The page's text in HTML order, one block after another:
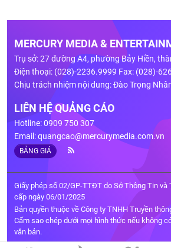
MERCURY MEDIA &
Trụ sở: 27 đường A4, phường Bảy Hiền,
Điện thoại: (028)-2236.9999 Fax: (028)-
Chịu trách nhiệm nội dung: Đào Trọng
LIÊN HỆ QUẢNG CÁO
Hotline: 0909 750 307
Email:quangcao@mercurymedia.com.vn
BẢNG GIÁ
Giấy phép số 02/GP-TTĐT do Sở Thông Tin và
cấp ngày 06/01/2025
Bản quyền thuộc về Công ty TNHH Truyền
Cấm sao chép dưới mọi hình thức nếu không
văn bản.